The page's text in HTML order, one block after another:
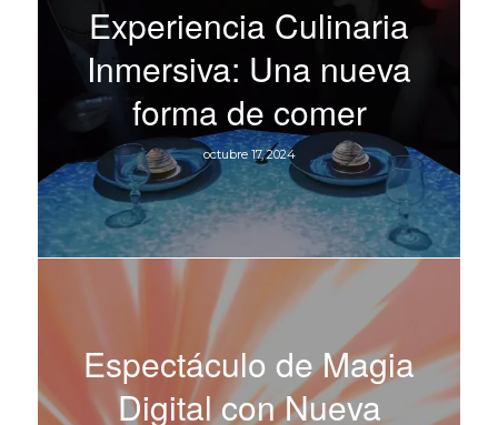
Experiencia Culinaria
Inmersiva: Una nueva
forma de comer
octubre 17, 2024
Espectáculo de Magia
Digital con Nueva